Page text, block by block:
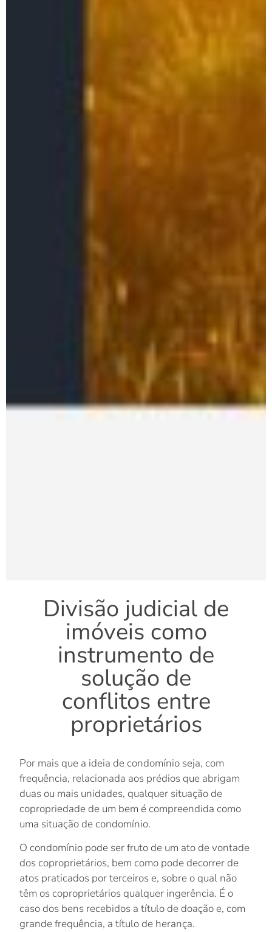
Divisão judicial de
imóveis como
instrumento de
solução de
conflitos entre
proprietários
Por mais que a ideia de condomínio seja, com
frequência, relacionada aos prédios que abrigam
duas ou mais unidades, qualquer situação de
copropriedade de um bem é compreendida como
uma situação de condomínio.
O condomínio pode ser fruto de um ato de vontade
dos coproprietários, bem como pode decorrer de
atos praticados por terceiros e, sobre o qual não
têm os coproprietários qualquer ingerência. É o
caso dos bens recebidos a título de doação e, com
grande frequência, a título de herança.